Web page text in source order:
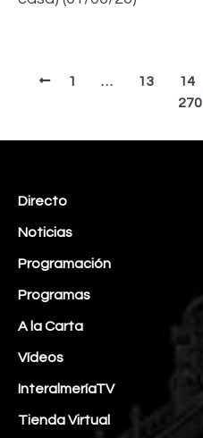
1 … 13 14
270
Directo
Noticias
Programación
Programas
A la Carta
Vídeos
InteralmeríaTV
Tienda Virtual